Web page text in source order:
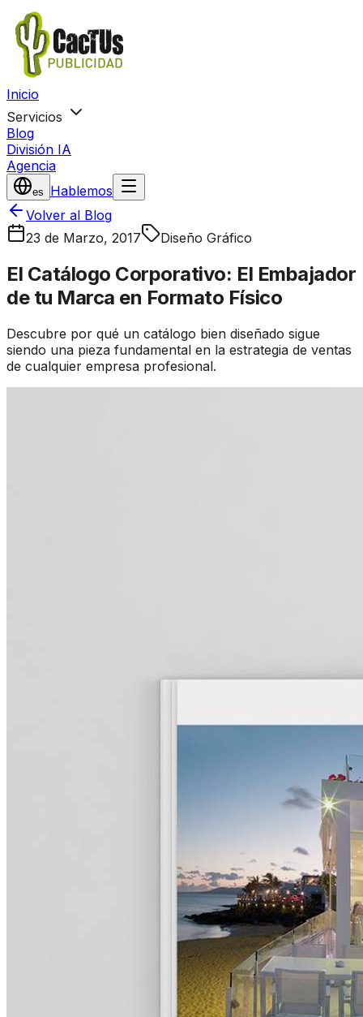
Inicio
Servicios
Blog
División IA
Agencia
es
Hablemos
Volver al Blog
23 de Marzo, 2017
Diseño Gráfico
El Catálogo Corporativo: El Embajador
de tu Marca en Formato Físico
Descubre por qué un catálogo bien diseñado sigue
siendo una pieza fundamental en la estrategia de ventas
de cualquier empresa profesional.